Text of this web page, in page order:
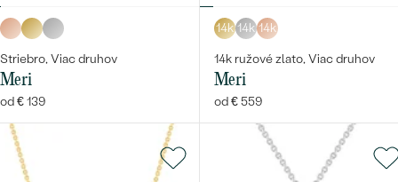
Striebro, Viac druhov
Meri
od € 139
14k 14k 14k
14k ružové zlato, Viac druhov
Meri
od € 559